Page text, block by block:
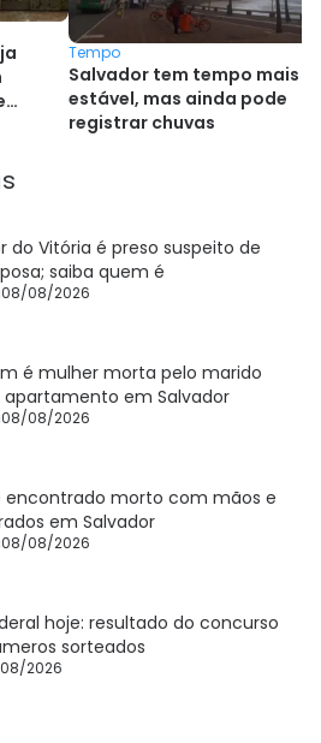
Tempo
Salvador tem tempo mais
estável, mas ainda pode
registrar chuvas
do Vitória é preso suspeito de
saiba quem é
08/08/2026
é mulher morta pelo marido
em Salvador
08/08/2026
encontrado morto com mãos e
em Salvador
08/08/2026
hoje: resultado do concurso
sorteados
2026